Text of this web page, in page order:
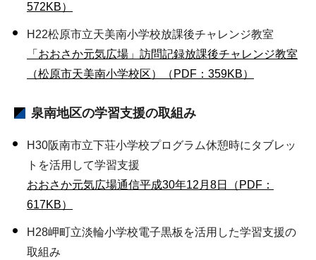
572KB）
H22松原市立天美南小学校放課後チャレンジ教室
「おおさか元気広場」訪問記録放課後チャレンジ教室
（松原市天美南小学校区）（PDF：359KB）
泉南地区の学習支援の取組み
H30阪南市立下荘小学校プログラム休憩時にタブレッ
トを活用して学習支援
おおさか元気広場通信平成30年12月8日（PDF：
617KB）
H28岬町立淡輪小学校電子黒板を活用した学習支援の
取組み